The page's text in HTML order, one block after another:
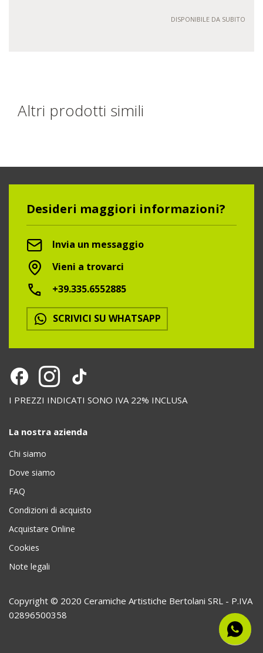
DISPONIBILE DA SUBITO
Altri prodotti simili
Desideri maggiori informazioni?
Invia un messaggio
Vieni a trovarci
+39.335.6552885
SCRIVICI SU WHATSAPP
I PREZZI INDICATI SONO IVA 22% INCLUSA
La nostra azienda
Chi siamo
Dove siamo
FAQ
Condizioni di acquisto
Acquistare Online
Cookies
Note legali
Copyright © 2020 Ceramiche Artistiche Bertolani SRL - P.IVA
02896500358